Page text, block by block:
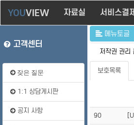
YOUVIEW 자료실 서비스결제
고객센터
잦은 질문
1:1 상담게시판
공지 사항
메뉴토글
저작권 권리
보호목록
90